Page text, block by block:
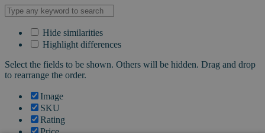
Hide similarities
Highlight differences
Select the fields to be shown. Others will be hidden. Drag and drop
to rearrange the order.
Image
SKU
Rating
Price